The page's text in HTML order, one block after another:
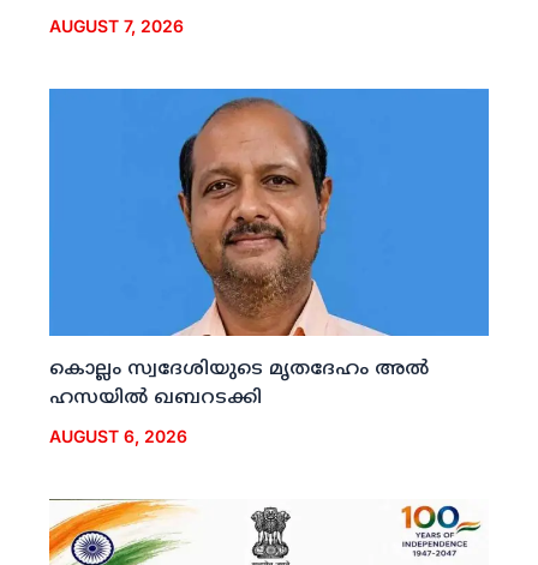
AUGUST 7, 2026
കൊല്ലം സ്വദേശിയുടെ മൃതദേഹം അല്‍
ഹസയില്‍ ഖബറടക്കി
AUGUST 6, 2026